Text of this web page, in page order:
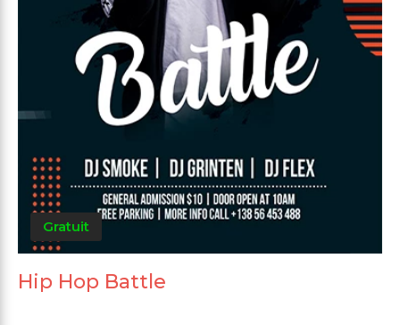
Gratuit
Hip Hop Battle